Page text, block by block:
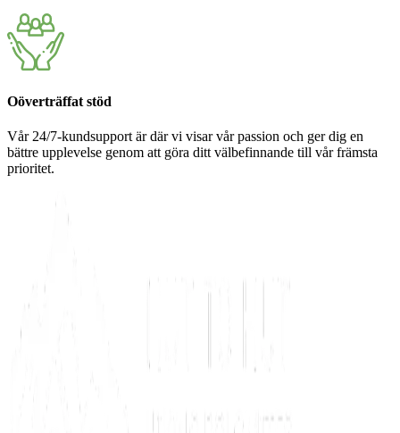
Oöverträffat stöd
Vår 24/7-kundsupport är där vi visar vår passion och ger dig en
bättre upplevelse genom att göra ditt välbefinnande till vår främsta
prioritet.